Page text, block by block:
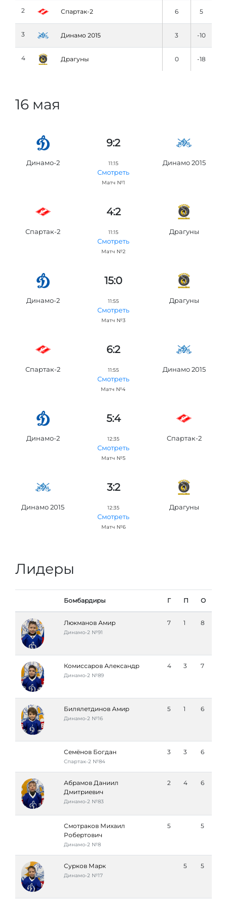
2 Спартак-2 6 5
3 Динамо 2015 3 -10
4 Драгуны 0 -18
16 мая
9:2
Динамо-2 11:15
Смотреть
Матч №1
Динамо 2015
4:2
Спартак-2 11:15
Смотреть
Матч №2
Драгуны
15:0
Динамо-2 11:55
Смотреть
Матч №3
Драгуны
6:2
Спартак-2 11:55
Смотреть
Матч №4
Динамо 2015
5:4
Динамо-2 12:35
Смотреть
Матч №5
Спартак-2
3:2
Динамо 2015 12:35
Смотреть
Матч №6
Драгуны
Лидеры
Бомбардиры Г П О
Люкманов Амир
Динамо-2 №91
7 1 8
Комиссаров Александр
Динамо-2 №89
4 3 7
Билялетдинов Амир
Динамо-2 №16
5 1 6
Семёнов Богдан
Спартак-2 №84
3 3 6
Абрамов Даниил
Дмитриевич
Динамо-2 №83
2 4 6
Смотраков Михаил
Робертович
Динамо-2 №8
5 5
Сурков Марк
Динамо-2 №17
5 5